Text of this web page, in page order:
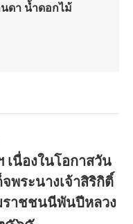
ดา น้ำดอกไม้
เนื่องในโอกาสวัน
พระนางเจ้าสิริกิติ์
ราชชนนีพันปีหลวง